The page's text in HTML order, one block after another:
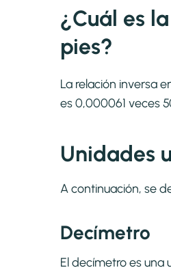
¿Cuál es
pies?
La relación inversa
es 0,000061 veces
Unidades
A continuación, se
Decímetro
El decímetro es una